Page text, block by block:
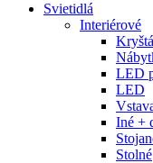
Svietidlá
Interiérové
LED
LED
Iné +
Stolné